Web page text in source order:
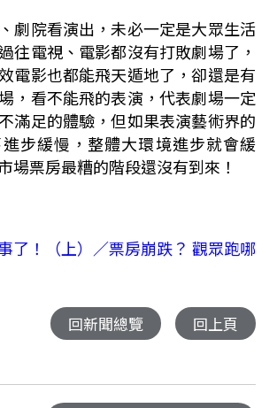
劇院看演出，未必一定是大眾生活
往電視、電影都沒有打敗劇場了，
電影也都能飛天遁地了，卻還是有
，看不能飛的表演，代表劇場一定
滿足的體驗，但如果表演藝術界的
步緩慢，整體大環境進步就會緩
場票房最糟的階段還沒有到來！
了！（上）／票房崩跌？ 觀眾跑哪
回新聞總覽 回上頁